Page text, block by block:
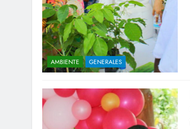
AMBIENTE GENERALES